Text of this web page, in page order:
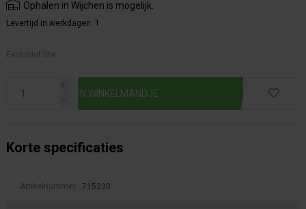
Ophalen in Wijchen is mogelijk.
Levertijd in werkdagen: 1
Exclusief btw.
i
h
Korte specificaties
Artikelnummer: 715230